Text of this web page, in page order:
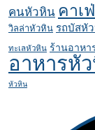
คนหัวหิน คาเ
วิลล่าหัวหิน รถบัสหั
ทะเลหัวหิน ร้านอาหา
อาหารหั
หัวหิน